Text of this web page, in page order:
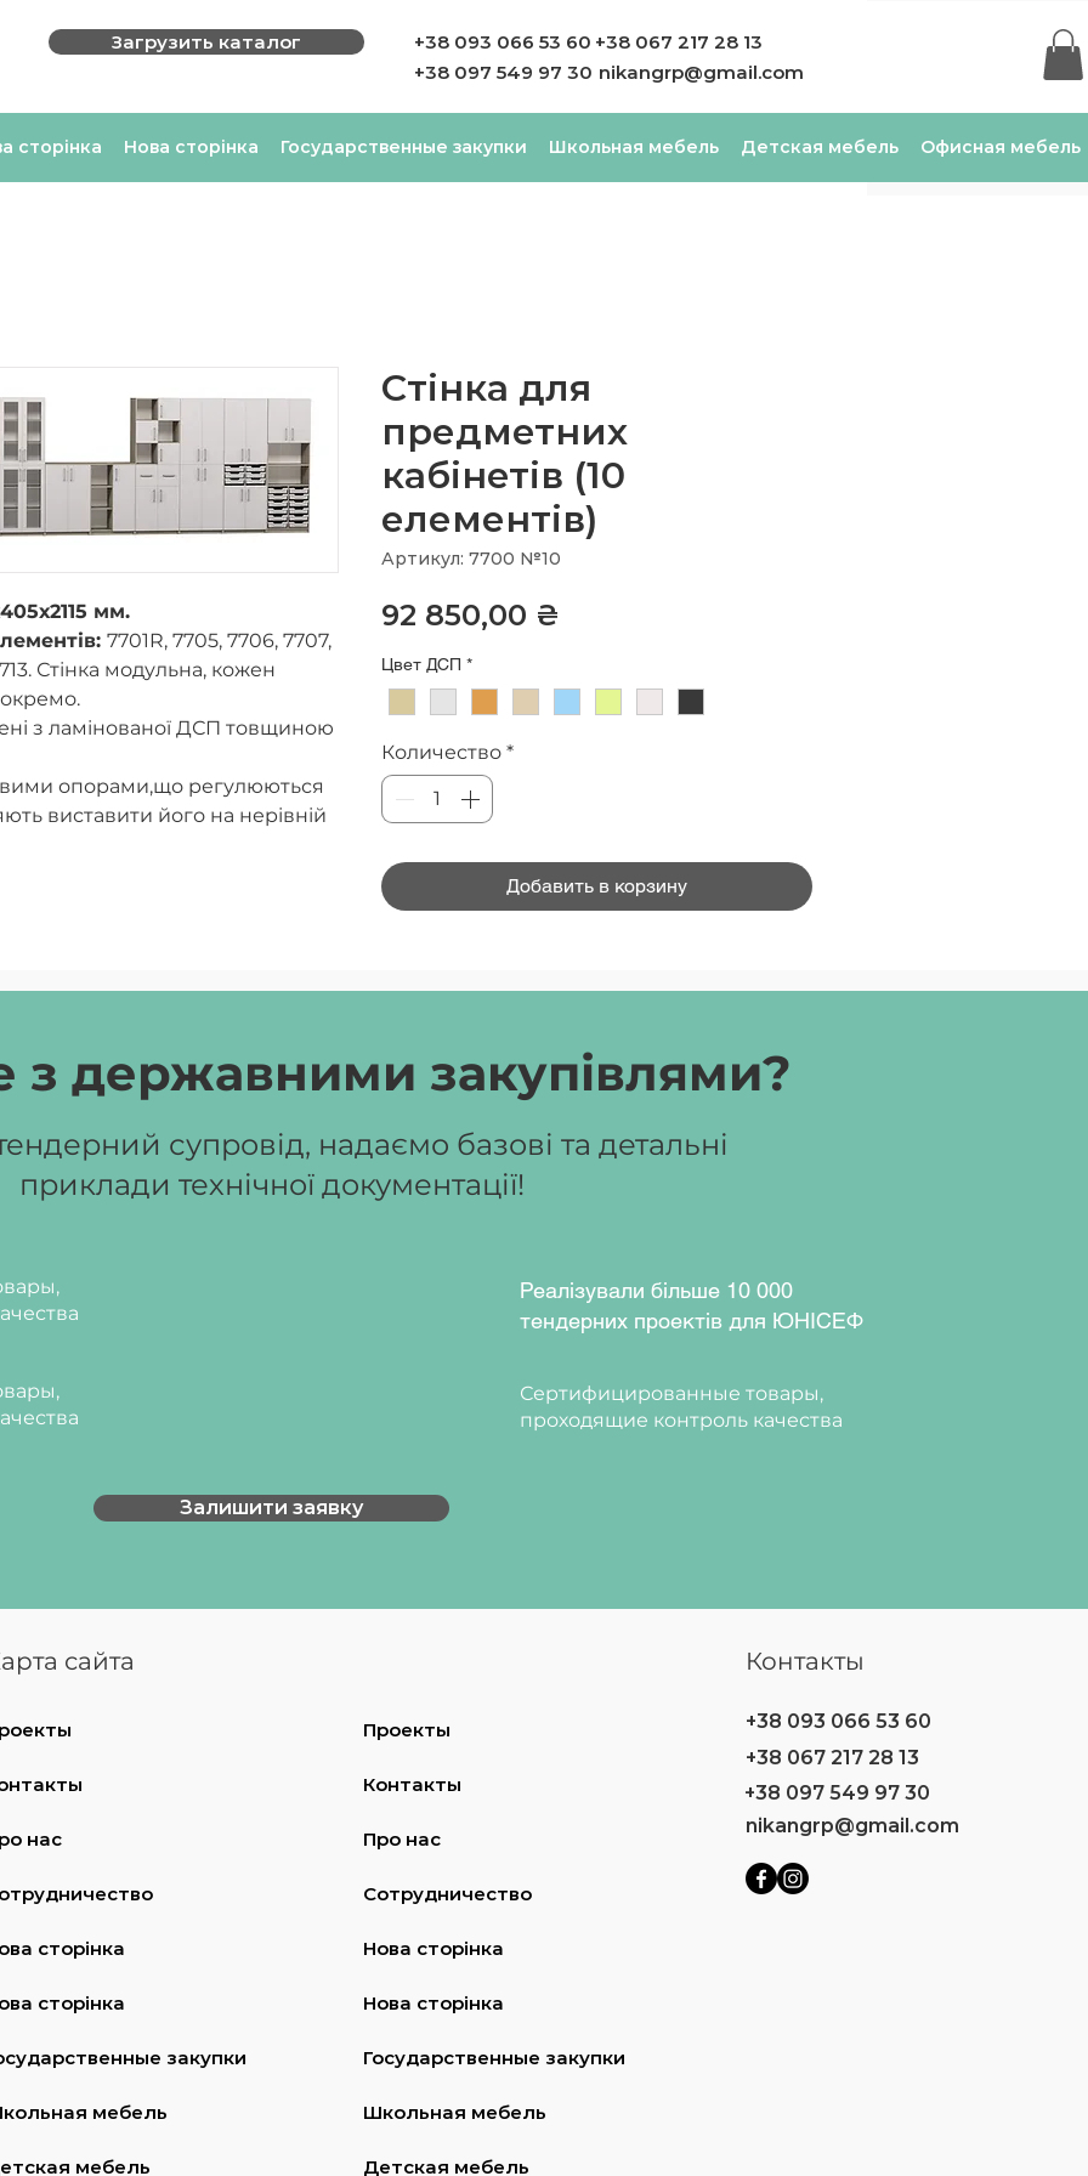
Загрузить каталог
+38 093 066 53 60
+38 097 549 97 30
+38 067 217 28 13
nikangrp@gmail.com
сторінка Нова сторінка Государственные закупки Школьная мебель Детская мебель Офисная мебель
мм.
7701R, 7705, 7706, 7707,
Стінка модульна, кожен
з ламінованої ДСП товщиною
опорами,що регулюються
виставити його на нерівній
Блакитний прибій
Графіт
Жасмін
Крем
Стінка для
предметних
кабінетів (10
елементів)
Артикул: 7700 №10
92 850,00 ₴
Цвет ДСП *
Количество *
Добавить в корзину
з державними закупівлями?
супровід, надаємо базові та детальні
приклади технічної документації!
Реалізували більше 10 000
тендерних проектів для ЮНІСЕФ
Сертифицированные товары,
проходящие контроль качества
Залишити заявку
сайта
нас
сторінка
сторінка
закупки
мебель
мебель
Проекты
Контакты
Про нас
Сотрудничество
Нова сторінка
Нова сторінка
Государственные закупки
Школьная мебель
Детская мебель
Контакты
+38 093 066 53 60
+38 067 217 28 13
nikangrp@gmail.com
+38 097 549 97 30